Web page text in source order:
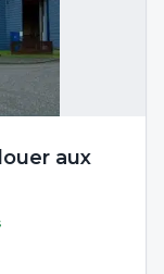
aux